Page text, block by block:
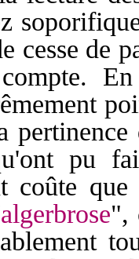
cesse de
pu
coûte
algerbrose",